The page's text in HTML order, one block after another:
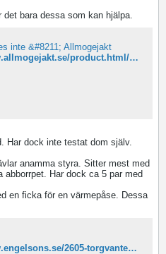
bara dessa som kan hjälpa.
inte &#8211; Allmogejakt
https://www.allmogejakt.se/product.html/jornkanga-antifrys
Har dock inte testat dom själv.
anamma styra. Sitter mest med
abborrpet. Har dock ca 5 par med
en ficka för en värmepåse. Dessa
https://www.engelsons.se/2605-torgvante-jakt